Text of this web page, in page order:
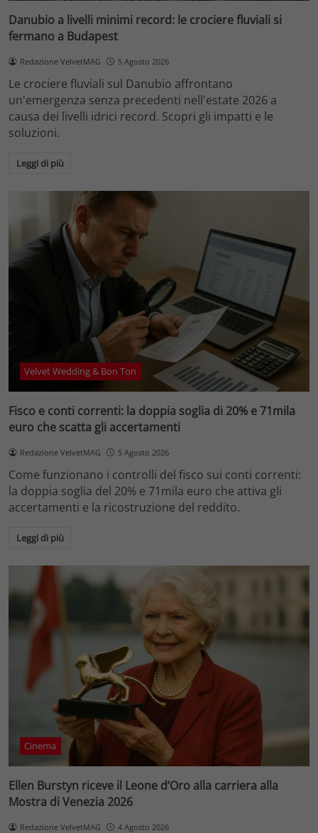
Danubio a livelli minimi record: le crociere fluviali si
fermano a Budapest
Redazione VelvetMAG 5 Agosto 2026
Le crociere fluviali sul Danubio affrontano
un'emergenza senza precedenti nell'estate 2026 a
causa dei livelli idrici record. Scopri gli impatti e le
soluzioni.
Leggi di più
Velvet Wedding & Bon Ton
Fisco e conti correnti: la doppia soglia di 20% e 71mila
euro che scatta gli accertamenti
Redazione VelvetMAG 5 Agosto 2026
Come funzionano i controlli del fisco sui conti correnti:
la doppia soglia del 20% e 71mila euro che attiva gli
accertamenti e la ricostruzione del reddito.
Leggi di più
Cinema
Ellen Burstyn riceve il Leone d’Oro alla carriera alla
Mostra di Venezia 2026
Redazione VelvetMAG 4 Agosto 2026